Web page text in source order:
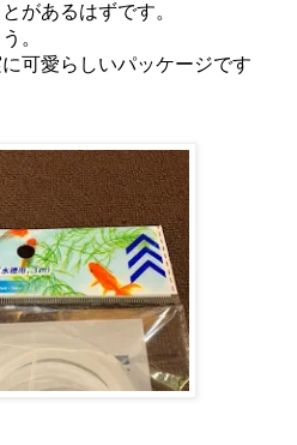
があるはずです。
。
可愛らしいパッケージです